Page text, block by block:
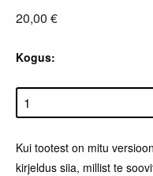
20,00 €
Kogus:
Kui tootest on mitu
kirjeldus siia, millist te